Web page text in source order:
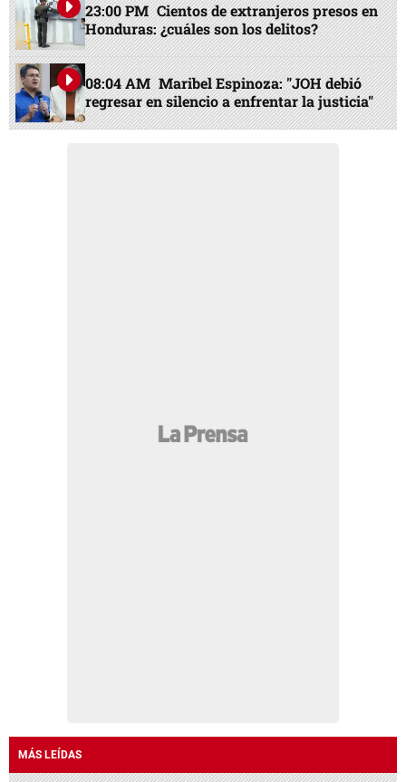
23:00 PM Cientos de extranjeros presos en
Honduras: ¿cuáles son los delitos?
08:04 AM Maribel Espinoza: "JOH debió
regresar en silencio a enfrentar la justicia"
MÁS LEÍDAS